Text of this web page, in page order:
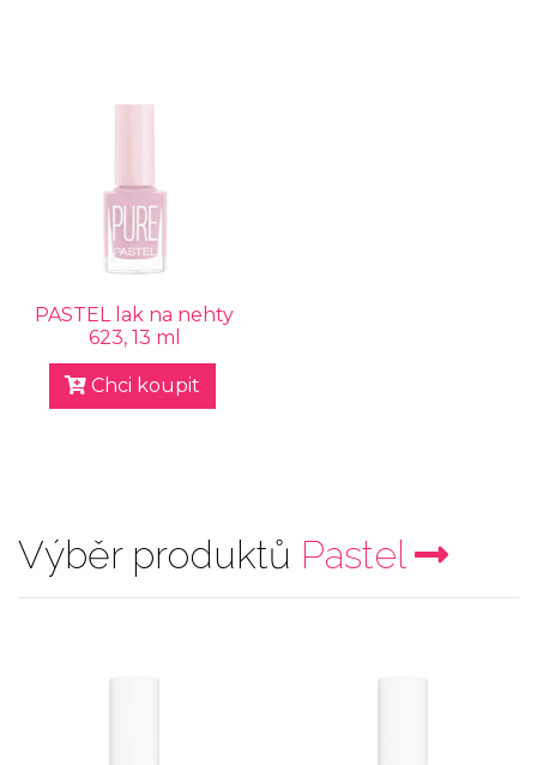
PASTEL lak na nehty
623, 13 ml
Chci koupit
Výběr produktů Pastel